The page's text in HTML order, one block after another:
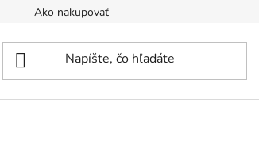
Ako nakupovať